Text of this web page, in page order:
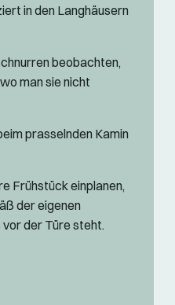
in den Langhäusern
beobachten,
man sie nicht
prasselnden Kamin
Frühstück einplanen,
der eigenen
der Türe steht.